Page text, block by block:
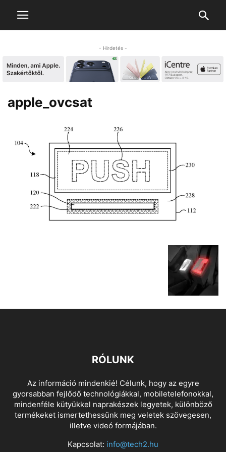
- Hirdetés -
apple_ovcsat
RÓLUNK
Az információ mindenkié! Célunk, hogy az egyre
gyorsabban fejlődő technológiákkal, mobiletelefonokkal,
mindenféle kütyükkel naprakészek legyetek, különböző
termékeket ismertethessünk meg veletek szövegesen,
illetve videó formájában.
Kapcsolat: info@tech2.hu